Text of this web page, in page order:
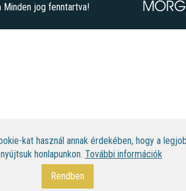
jog fenntartva!
kat használ annak érdekében, hogy a
honlapunkon. További információk
Rendben